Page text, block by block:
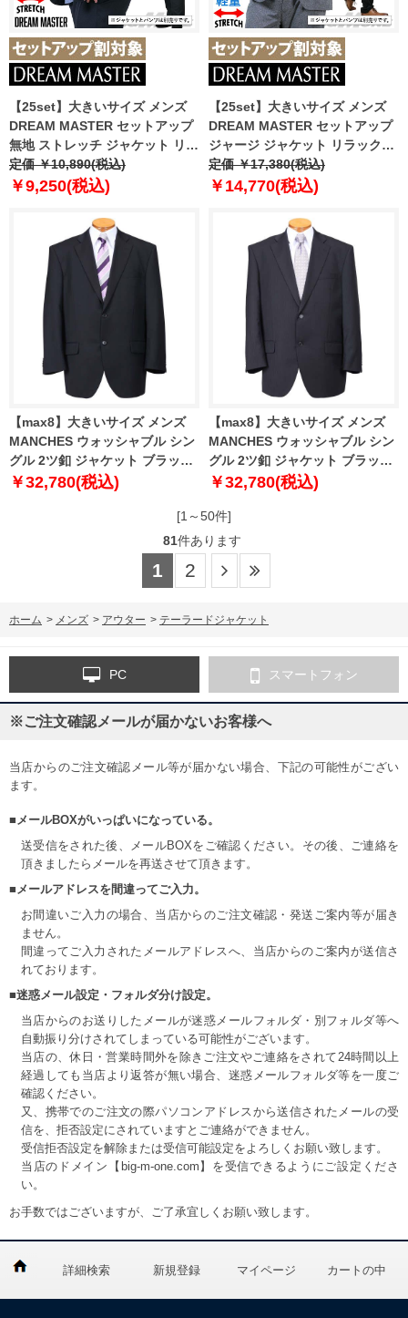
【25set】大きいサイズ メンズ
DREAM MASTER セットアップ
無地 ストレッチ ジャケット リラ
ックスフィット 軽量 ウォッシャ
ブル イージーケア ライフスーツ
定価 ￥10,890(税込)
￥9,250(税込)
【25set】大きいサイズ メンズ
DREAM MASTER セットアップ
ジャージ ジャケット リラックス
フィット ストレッチ 軽量 ウォッ
シャブル イージーケア ライフス
定価 ￥17,380(税込)
￥14,770(税込)
【max8】大きいサイズ メンズ
MANCHES ウォッシャブル シン
グル 2ツ釦 ジャケット ブラック
1272-4300-1 3L 4L 5L 6L 7L 8L
￥32,780(税込)
【max8】大きいサイズ メンズ
MANCHES ウォッシャブル シン
グル 2ツ釦 ジャケット ブラック
1272-4301-1 3L 4L 5L 6L 7L 8L
￥32,780(税込)
[1～50件]
81件あります
1 2
ホーム > メンズ > アウター > テーラードジャケット
PC スマートフォン
※ご注文確認メールが届かないお客様へ
当店からのご注文確認メール等が届かない場合、下記の可能性がござい
ます。
■メールBOXがいっぱいになっている。
送受信をされた後、メールBOXをご確認ください。その後、ご連絡を
頂きましたらメールを再送させて頂きます。
■メールアドレスを間違ってご入力。
お間違いご入力の場合、当店からのご注文確認・発送ご案内等が届き
ません。
間違ってご入力されたメールアドレスへ、当店からのご案内が送信さ
れております。
■迷惑メール設定・フォルダ分け設定。
当店からのお送りしたメールが迷惑メールフォルダ・別フォルダ等へ
自動振り分けされてしまっている可能性がございます。
当店の、休日・営業時間外を除きご注文やご連絡をされて24時間以上
経過しても当店より返答が無い場合、迷惑メールフォルダ等を一度ご
確認ください。
又、携帯でのご注文の際パソコンアドレスから送信されたメールの受
信を、拒否設定にされていますとご連絡ができません。
受信拒否設定を解除または受信可能設定をよろしくお願い致します。
当店のドメイン【big-m-one.com】を受信できるようにご設定くださ
い。
お手数ではございますが、ご了承宜しくお願い致します。
詳細検索 新規登録 マイページ カートの中